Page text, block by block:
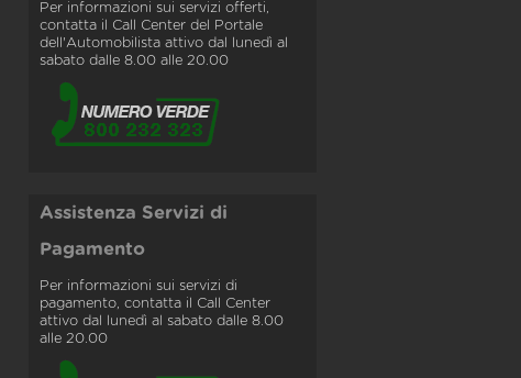
Per informazioni sui servizi offerti,
contatta il Call Center del Portale
dell'Automobilista attivo dal lunedì al
sabato dalle 8.00 alle 20.00
Assistenza Servizi di
Pagamento
Per informazioni sui servizi di
pagamento, contatta il Call Center
attivo dal lunedì al sabato dalle 8.00
alle 20.00